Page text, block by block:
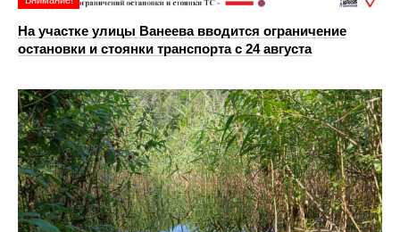
На участке улицы Ванеева вводится ограничение
остановки и стоянки транспорта с 24 августа